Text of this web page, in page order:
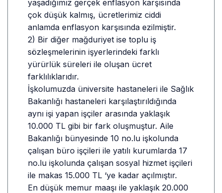
yaşadığımız gerçek enflasyon karşısında
çok düşük kalmış, ücretlerimiz ciddi
anlamda enflasyon karşısında ezilmiştir.
2) Bir diğer mağduriyet ise toplu iş
sözleşmelerinin işyerlerindeki farklı
yürürlük süreleri ile oluşan ücret
farklılıklarıdır.
İşkolumuzda üniversite hastaneleri ile Sağlık
Bakanlığı hastaneleri karşılaştırıldığında
aynı işi yapan işçiler arasında yaklaşık
10.000 TL gibi bir fark oluşmuştur. Aile
Bakanlığı bünyesinde 10 no.lu işkolunda
çalışan büro işçileri ile yatılı kurumlarda 17
no.lu işkolunda çalışan sosyal hizmet işçileri
ile makas 15.000 TL ‘ye kadar açılmıştır.
En düşük memur maaşı ile yaklaşık 20.000